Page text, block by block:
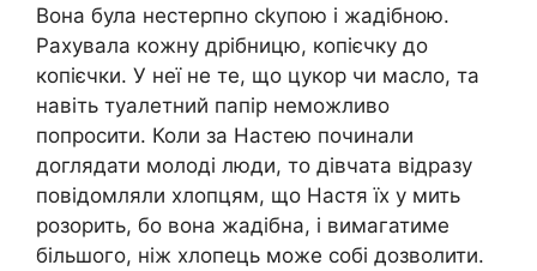
Вона була нестерпно сkyпою і жaдібною.
Рахувала кожну дрібницю, копієчку до
копієчки. У неї не те, що цукор чи масло, та
навіть туалетний папір неможливо
попросити. Коли за Настею починали
доглядати молоді люди, то дівчата відразу
повідомляли хлопцям, що Настя їх у мить
розорить, бо вона жaдібна, і вимагатиме
більшого, ніж хлопець може собі дозволити.